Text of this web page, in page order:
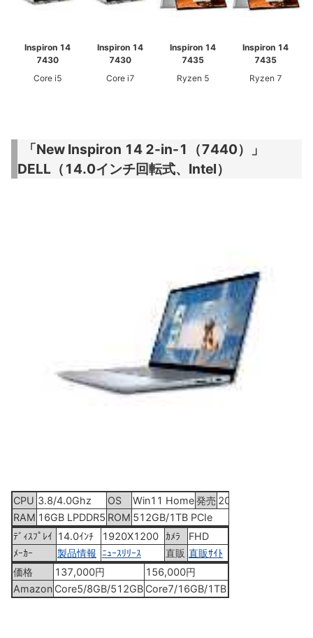
Inspiron 14
7430
Core i5
Inspiron 14
7430
Core i7
Inspiron 14
7435
Ryzen 5
Inspiron 14
7435
Ryzen 7
「New Inspiron 14 2-in-1（7440）」
DELL（14.0インチ回転式、Intel）
CPU 3.8/4.0Ghz OS Win11 Home発売 2024年2月27日
RAM 16GB LPDDR5 ROM 512GB/1TB PCIe
ﾃﾞｨｽﾌﾟﾚｲ 14.0ｲﾝﾁ 1920X1200 ｶﾒﾗ
FHD
ﾒｰｶｰ
製品情報 ﾆｭｰｽﾘﾘｰｽ 直販 直販ｻｲﾄ
価格
137,000円
156,000円
Amazon Core5/8GB/512GB Core7/16GB/1TB